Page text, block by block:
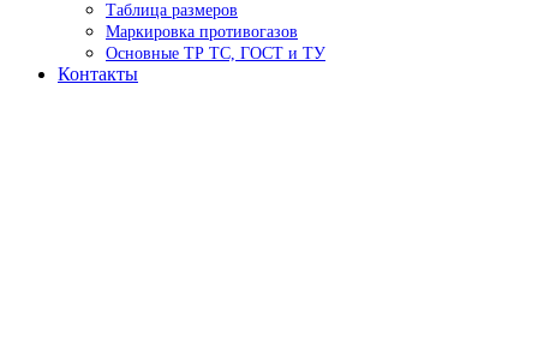
Таблица размеров
Маркировка противогазов
Основные ТР ТС, ГОСТ и ТУ
Контакты